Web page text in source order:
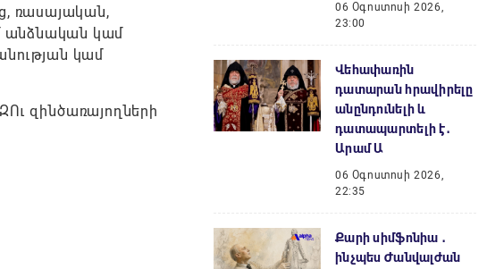
ռասայական,
անձնական կամ
կամ
զինծառայողների
06 Օգոստոսի 2026,
23:00
Վեհափառին
դատարան հրավիրելը
անընդունելի և
դատապարտելի է․
Արամ Ա
06 Օգոստոսի 2026,
22:35
Քարի սիմֆոնիա ․
ինչպես Ժանվալժան